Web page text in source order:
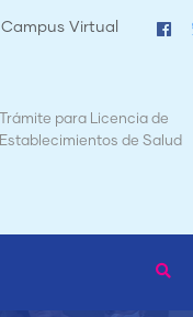
Campus Virtual
Mapa de Mortalidad
Nicaragua